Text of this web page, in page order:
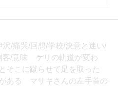
沢/痛哭/回想/学校/決意と迷い/
客/意味 ケリの軌道が変わ
そこに蹴らせて足を取った
ある マサキさんの左手首の